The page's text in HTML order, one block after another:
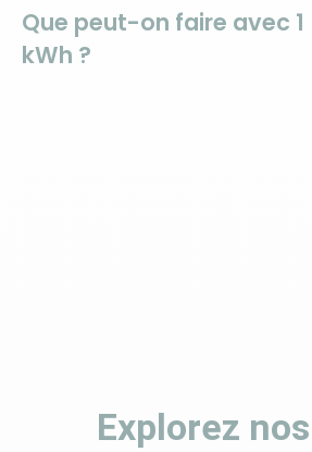
Que peut-on faire avec 1
kWh ?
Explorez